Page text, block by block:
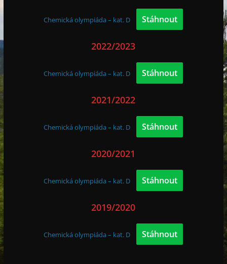
Chemická olympiáda – kat. D Stáhnout
2022/2023
Chemická olympiáda – kat. D Stáhnout
2021/2022
Chemická olympiáda – kat. D Stáhnout
2020/2021
Chemická olympiáda – kat. D Stáhnout
2019/2020
Chemická olympiáda – kat. D Stáhnout